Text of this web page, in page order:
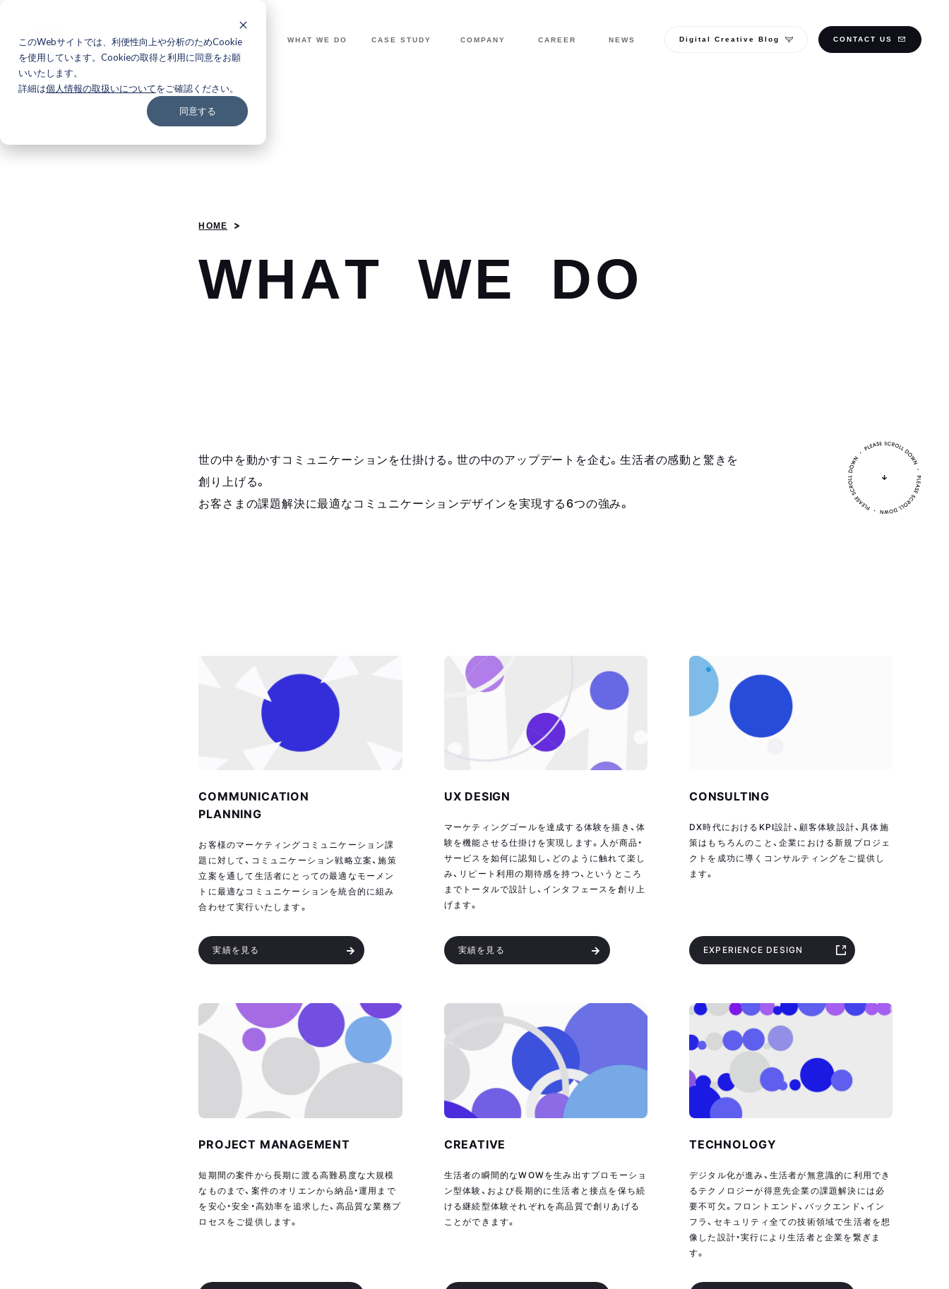
このWebサイトでは、利便性向上や分析のためCookie
を使用しています。Cookieの取得と利用に同意をお願
いいたします。
詳細は個人情報の取扱いについてをご確認ください。
同意する
WHY I-STUDIO WHAT WE DO CASE STUDY COMPANY CAREER NEWS Digital Creative Blog CONTACT US
HOME
WHAT WE DO
世の中を動かすコミュニケーションを仕掛ける。世の中のアップデートを企む。生活者の感動と驚きを
創り上げる。
お客さまの課題解決に最適なコミュニケーションデザインを実現する6つの強み。
COMMUNICATION
PLANNING
お客様のマーケティングコミュニケーション課
題に対して、コミュニケーション戦略立案、施策
立案を通して生活者にとっての最適なモーメン
トに最適なコミュニケーションを統合的に組み
合わせて実行いたします。
実績を見る
UX DESIGN
マーケティングゴールを達成する体験を描き、体
験を機能させる仕掛けを実現します。人が商品・
サービスを如何に認知し、どのように触れて楽し
み、リピート利用の期待感を持つ、というところ
までトータルで設計し、インタフェースを創り上
げます。
実績を見る
CONSULTING
DX時代におけるKPI設計、顧客体験設計、具体施
策はもちろんのこと、企業における新規プロジェ
クトを成功に導くコンサルティングをご提供し
ます。
EXPERIENCE DESIGN
PROJECT MANAGEMENT
短期間の案件から長期に渡る高難易度な大規模
なものまで、案件のオリエンから納品・運用まで
を安心・安全・高効率を追求した、高品質な業務プ
ロセスをご提供します。
CREATIVE
生活者の瞬間的なWOWを生み出すプロモーショ
ン型体験、および長期的に生活者と接点を保ち続
ける継続型体験それぞれを高品質で創りあげる
ことができます。
TECHNOLOGY
デジタル化が進み、生活者が無意識的に利用でき
るテクノロジーが得意先企業の課題解決には必
要不可欠。フロントエンド、バックエンド、イン
フラ、セキュリティ全ての技術領域で生活者を想
像した設計・実行により生活者と企業を繋ぎま
す。